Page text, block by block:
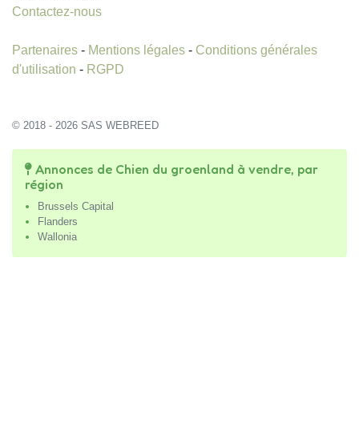
Contactez-nous
Partenaires - Mentions légales - Conditions générales
d'utilisation - RGPD
© 2018 - 2026 SAS WEBREED
Annonces de Chien du groenland à vendre, par
région
Brussels Capital
Flanders
Wallonia